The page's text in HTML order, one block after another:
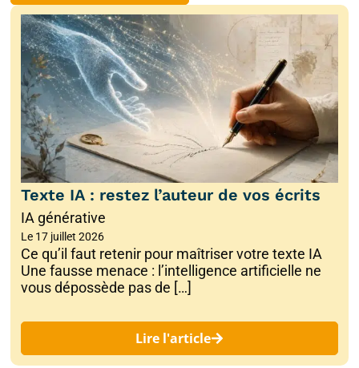
Texte IA : restez l’auteur de vos écrits
IA générative
Le 17 juillet 2026
Ce qu’il faut retenir pour maîtriser votre texte IA
Une fausse menace : l’intelligence artificielle ne
vous dépossède pas de […]
Lire l'article